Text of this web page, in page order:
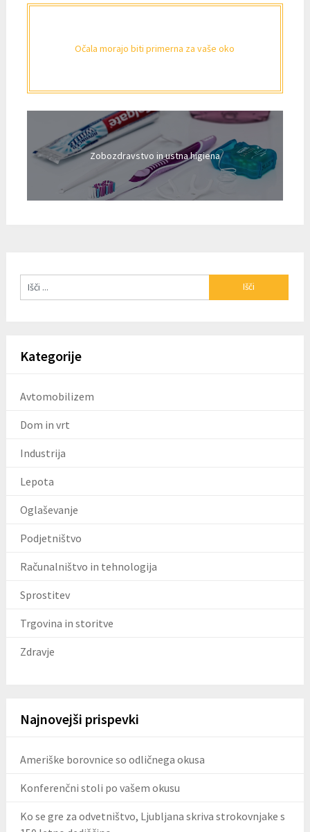
Očala morajo biti primerna za vaše oko
Zobozdravstvo in ustna higiena
Kategorije
Avtomobilizem
Dom in vrt
Industrija
Lepota
Oglaševanje
Podjetništvo
Računalništvo in tehnologija
Sprostitev
Trgovina in storitve
Zdravje
Najnovejši prispevki
Ameriške borovnice so odličnega okusa
Konferenčni stoli po vašem okusu
Ko se gre za odvetništvo, Ljubljana skriva strokovnjake s